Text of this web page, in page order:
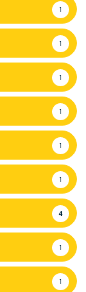
1
1
1
1
1
1
4
1
1